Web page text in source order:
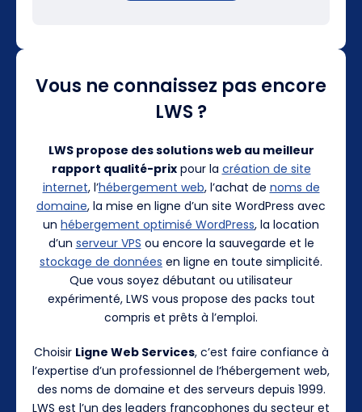
Vous ne connaissez pas encore
LWS ?
LWS propose des solutions web au meilleur
rapport qualité-prixpour la création de site
internet, l’hébergement web, l’achat de noms de
domaine, la mise en ligne d’un site WordPress avec
un hébergement optimisé WordPress, la location
d’un serveur VPS ou encore la sauvegarde et le
stockage de données en ligne en toute simplicité.
Que vous soyez débutant ou utilisateur
expérimenté, LWS vous propose des packs tout
compris et prêts à l’emploi.
Choisir Ligne Web Services, c’est faire confiance à
l’expertise d’un professionnel de l’hébergement web,
des noms de domaine et des serveurs depuis 1999.
LWS est l’un des leaders francophones du secteur et